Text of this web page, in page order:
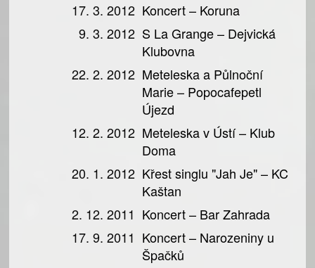
17. 3. 2012 Koncert – Koruna
9. 3. 2012 S La Grange – Dejvická
Klubovna
22. 2. 2012 Meteleska a Půlnoční
Marie – Popocafepetl
Újezd
12. 2. 2012 Meteleska v Ústí – Klub
Doma
20. 1. 2012 Křest singlu "Jah Je" – KC
Kaštan
2. 12. 2011 Koncert – Bar Zahrada
17. 9. 2011 Koncert – Narozeniny u
Špačků